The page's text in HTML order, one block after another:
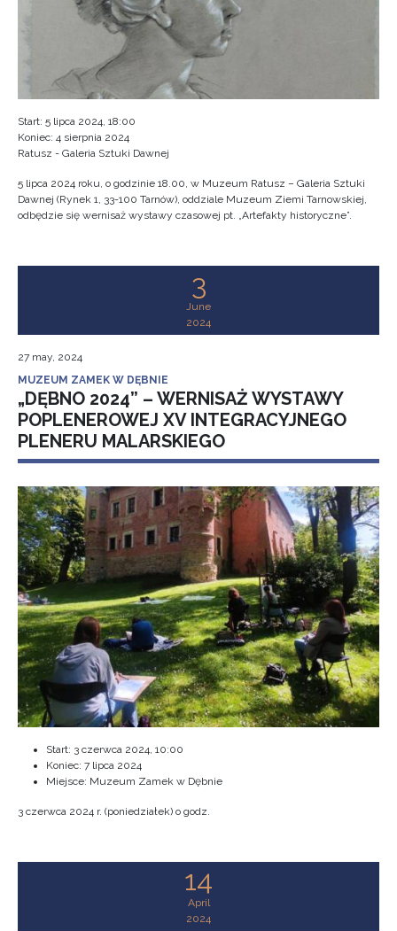
Start: 5 lipca 2024, 18:00
Koniec: 4 sierpnia 2024
Ratusz - Galeria Sztuki Dawnej
5 lipca 2024 roku, o godzinie 18.00, w Muzeum Ratusz – Galeria Sztuki
Dawnej (Rynek 1, 33-100 Tarnów), oddziale Muzeum Ziemi Tarnowskiej,
odbędzie się wernisaż wystawy czasowej pt. „Artefakty historyczne”.
3
June
2024
27 may, 2024
MUZEUM ZAMEK W DĘBNIE
„DĘBNO 2024” – WERNISAŻ WYSTAWY
POPLENEROWEJ XV INTEGRACYJNEGO
PLENERU MALARSKIEGO
Start: 3 czerwca 2024, 10:00
Koniec: 7 lipca 2024
Miejsce: Muzeum Zamek w Dębnie
3 czerwca 2024 r. (poniedziałek) o godz.
14
April
2024